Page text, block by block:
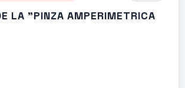
LA "PINZA AMPERIMETRICA